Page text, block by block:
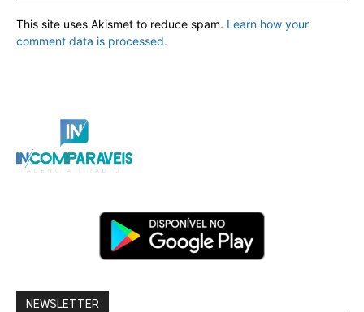
This site uses Akismet to reduce spam. Learn how your
comment data is processed.
NEWSLETTER